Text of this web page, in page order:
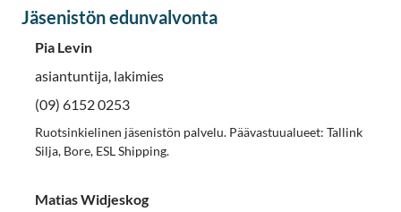
Jäsenistön edunvalvonta
Pia Levin
asiantuntija, lakimies
(09) 6152 0253
Ruotsinkielinen jäsenistön palvelu. Päävastuualueet: Tallink
Silja, Bore, ESL Shipping.
Matias Widjeskog